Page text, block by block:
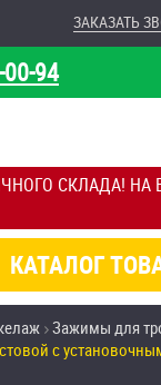
СКЛАДА! НА
94
ЗАКАЗАТЬ
КАТАЛОГ
Зажимы для
с